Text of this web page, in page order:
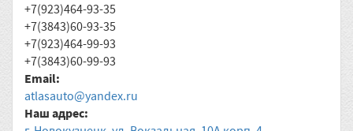
+7(923)464-93-35
+7(3843)60-93-35
+7(923)464-99-93
+7(3843)60-99-93
Email:
atlasauto@yandex.ru
Наш адрес: